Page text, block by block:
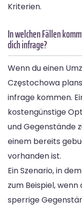
Kriterien.
In welchen Fällen
dich infrage?
Wenn du einen
Częstochowa
infrage kommen.
kostengünstige
und Gegenstände
einem bereits
vorhanden ist.
Ein Szenario, in
zum Beispiel,
sperrige